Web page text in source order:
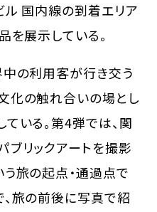
国内線の到着エリア
を展示している。
の利用客が行き交う
化の触れ合いの場とし
いる。第4弾では、関
リックアートを撮影
旅の起点・通過点で
旅の前後に写真で紹